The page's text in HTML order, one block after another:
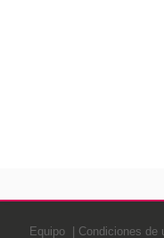
Equipo Condiciones de